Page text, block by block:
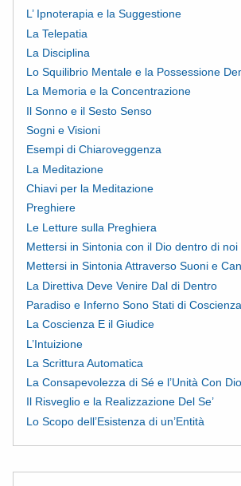
L’ Ipnoterapia e la Suggestione
La Telepatia
La Disciplina
Lo Squilibrio Mentale e la Possessione
La Memoria e la Concentrazione
Il Sonno e il Sesto Senso
Sogni e Visioni
Esempi di Chiaroveggenza
La Meditazione
Chiavi per la Meditazione
Preghiere
Le Letture sulla Preghiera
Mettersi in Sintonia con il Dio dentro di noi
Mettersi in Sintonia Attraverso Suoni e
La Direttiva Deve Venire Dal di Dentro
Paradiso e Inferno Sono Stati di Coscienza
La Coscienza E il Giudice
L’Intuizione
La Scrittura Automatica
La Consapevolezza di Sé e l’Unità Con Dio
Il Risveglio e la Realizzazione Del Se’
Lo Scopo dell’Esistenza di un’Entità